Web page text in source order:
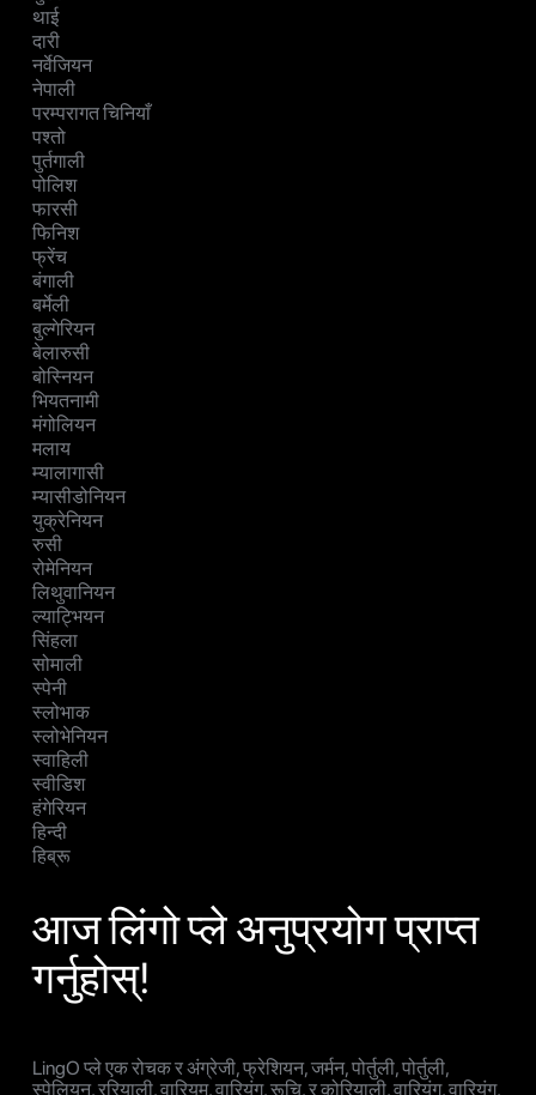
थाई
दारी
नर्वेजियन
नेपाली
परम्परागत चिनियाँ
पश्तो
पुर्तगाली
पोलिश
फारसी
फिनिश
फ्रेंच
बंगाली
बर्मेली
बुल्गेरियन
बेलारुसी
बोस्नियन
भियतनामी
मंगोलियन
मलाय
म्यालागासी
म्यासीडोनियन
युक्रेनियन
रुसी
रोमेनियन
लिथुवानियन
ल्याट्भियन
सिंहला
सोमाली
स्पेनी
स्लोभाक
स्लोभेनियन
स्वाहिली
स्वीडिश
हंगेरियन
हिन्दी
हिब्रू
आज लिंगो प्ले अनुप्रयोग प्राप्त
गर्नुहोस्!
LingO प्ले एक रोचक र अंग्रेजी, फ्रेशियन, जर्मन, पोर्तुली, पोर्तुली,
स्पेलियन, ररियाली, वारियम, वारियंग, रूचि, र कोरियाली, वारियंग, वारियंग,